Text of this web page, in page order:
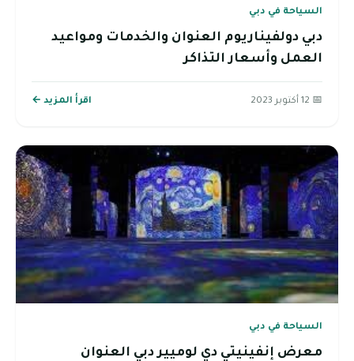
السياحة في دبي
دبي دولفيناريوم العنوان والخدمات ومواعيد
العمل وأسعار التذاكر
📅 12 أكتوبر 2023 اقرأ المزيد ←
السياحة في دبي
معرض إنفينيتي دي لوميير دبي العنوان